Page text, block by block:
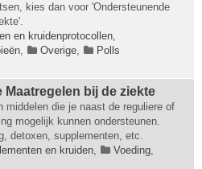
kies dan voor 'Ondersteunende
en kruidenprotocollen,
, Overige,
Polls
bij de ziekte
middelen die je naast de reguliere of
mogelijk kunnen ondersteunen.
detoxen, supplementen, etc.
en kruiden, Voeding,